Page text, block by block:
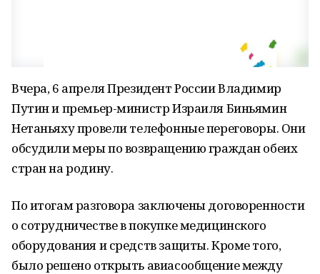
Вчера, 6 апреля Президент России Владимир
Путин и премьер-министр Израиля Биньямин
Нетаньяху провели телефонные переговоры. Они
обсудили меры по возвращению граждан обеих
стран на родину.
По итогам разговора заключены договоренности
о сотрудничестве в покупке медицинского
оборудования и средств защиты. Кроме того,
было решено открыть авиасообщение между